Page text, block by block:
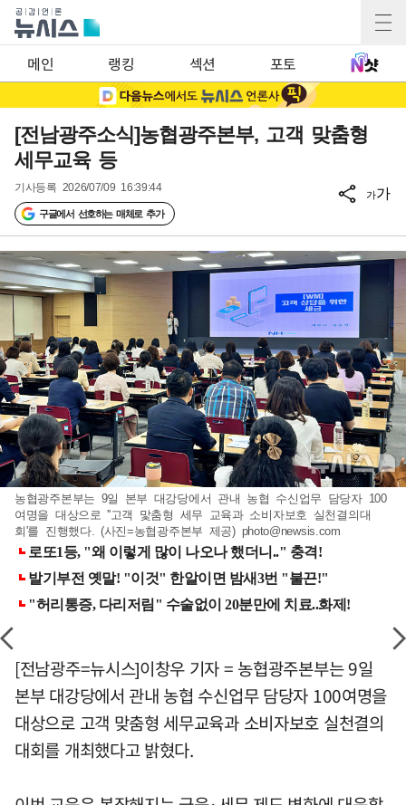
메인 랭킹 섹션 포토
[전남광주소식]농협광주본부, 고객 맞춤형
세무교육 등
기사등록 2026/07/09 16:39:44
구글에서 선호하는 매체로 추가
가가
농협광주본부는 9일 본부 대강당에서 관내 농협 수신업무 담당자 100
여명을 대상으로 ''고객 맟춤형 세무 교육과 소비자보호 실천결의대
회'를 진행했다. (사진=농협광주본부 제공) photo@newsis.com
[전남광주=뉴시스]이창우 기자 = 농협광주본부는 9일
본부 대강당에서 관내 농협 수신업무 담당자 100여명을
대상으로 고객 맞춤형 세무교육과 소비자보호 실천결의
대회를 개최했다고 밝혔다.